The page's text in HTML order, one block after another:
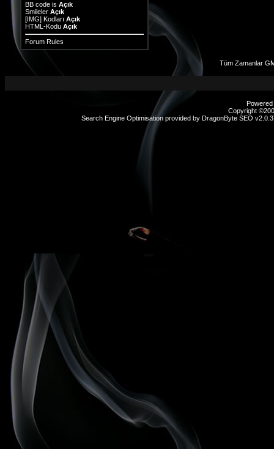
BB code is Açık
Smileler Açık
[IMG] Kodları Açık
HTML-Kodu Açık
Forum Rules
Tüm Zamanlar
Copyright
Search Engine Optimisation provided by DragonByte SEO